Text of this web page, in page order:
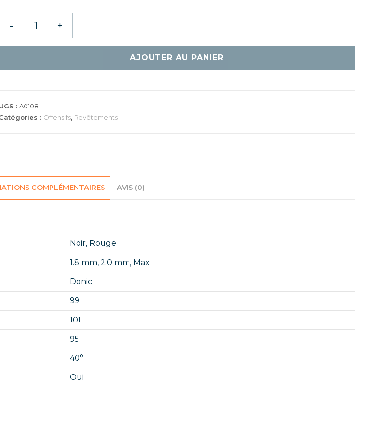
- +
AJOUTER AU PANIER
UGS :A0108
Catégories : Offensifs, Revêtements
COMPLÉMENTAIRES AVIS (0)
Noir, Rouge
1.8 mm,2.0 mm, Max
Donic
99
101
95
40°
Oui